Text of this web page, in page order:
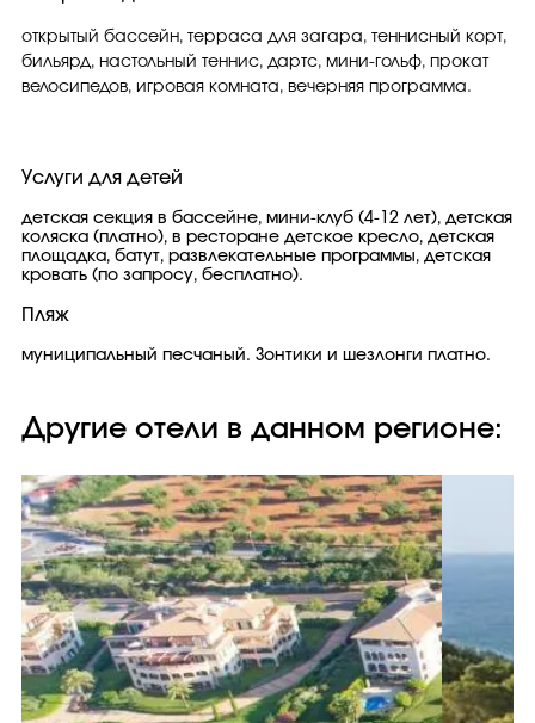
открытый бассейн, терраса для загара, теннисный корт,
бильярд, настольный теннис, дартс, мини-гольф, прокат
велосипедов, игровая комната, вечерняя программа.
Услуги для детей
детская секция в бассейне, мини-клуб (4-12 лет), детская
коляска (платно), в ресторане детское кресло, детская
площадка, батут, развлекательные программы, детская
кровать (по запросу, бесплатно).
Пляж
муниципальный песчаный. Зонтики и шезлонги платно.
Другие отели в данном регионе: